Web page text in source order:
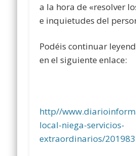
a la hora de «resolver
e inquietudes del
Podéis continuar
en el siguiente enlace:
http//
local-niega-servicios-
extraordinarios/